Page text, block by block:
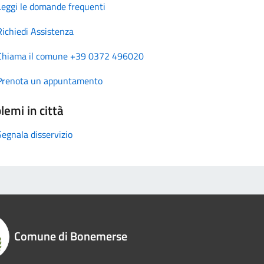
le domande frequenti
Assistenza
il comune +39 0372 496020
un appuntamento
in città
disservizio
Comune di Bonemerse